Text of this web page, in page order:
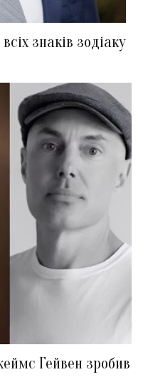
знаків зодіаку
Гейвен зробив